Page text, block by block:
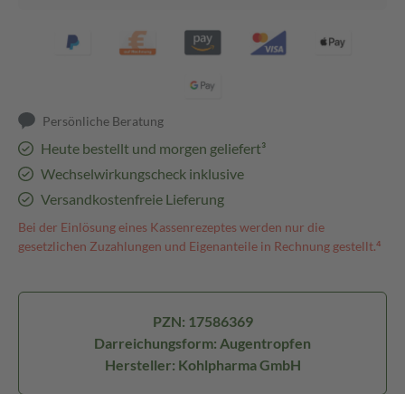
Persönliche Beratung
Heute bestellt und morgen geliefert³
Wechselwirkungscheck inklusive
Versandkostenfreie Lieferung
Bei der Einlösung eines Kassenrezeptes werden nur die
gesetzlichen Zuzahlungen und Eigenanteile in Rechnung gestellt.⁴
PZN: 17586369
Darreichungsform: Augentropfen
Hersteller: Kohlpharma GmbH